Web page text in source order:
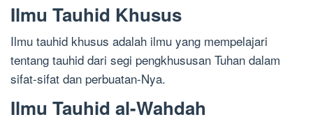
Ilmu Tauhid Khusus
Ilmu tauhid khusus adalah ilmu yang mempelajari
tentang tauhid dari segi pengkhususan Tuhan dalam
sifat-sifat dan perbuatan-Nya.
Ilmu Tauhid al-Wahdah